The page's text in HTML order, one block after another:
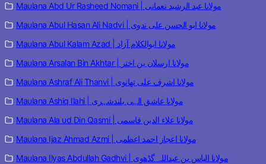
Maulana Abd Ur Rasheed Nomani | مولانا عبد الرشید نعمانی
Maulana Abul Hasan Ali Nadvi | مولانا ابو الحسن علی ندوی
Maulana Abul Kalam Azad | مولانا ابوالکلام آزاد
Maulana Arsalan Bin Akhtar | مولانا ارسلان بن اختر
Maulana Ashraf Ali Thanvi | مولانا اشرف علی تھانوی
Maulana Ashiq Ilahi | مولانا عاشق الہی بلندشہری
Maulana Ala ud Din Qasmi | مولانا علاء الدین قاسمی
Maulana Ijaz Ahmad Azmi | مولانا اعجاز احمد اعظمی
Maulana Ilyas Abdullah Gadhvi | مولانا الیاس بن عبداللہ گڈھوی